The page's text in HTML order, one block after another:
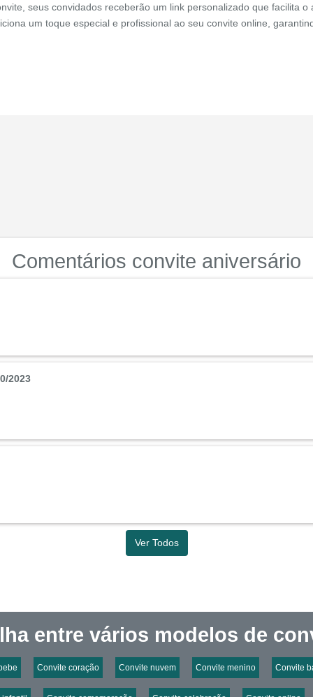
seus convidados receberão um link personalizado que facilita
um toque especial e profissional ao seu convite online,
Comentários convite aniversário
2023
Ver Todos
entre vários modelos de
Convite coração Convite nuvem Convite menino Convite